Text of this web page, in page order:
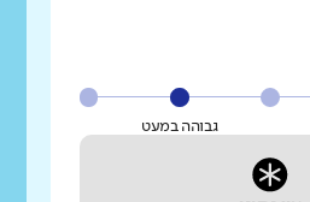
גבוהה במעט